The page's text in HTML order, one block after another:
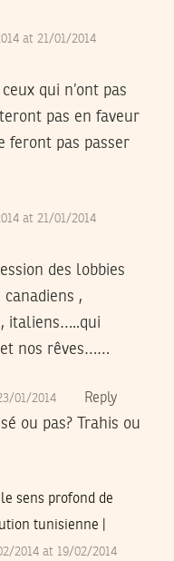
at 21/01/2014
qui n’ont pas
pas en faveur
feront pas passer
at 21/01/2014
des lobbies
,
italiens…..qui
nos rêves……
01/2014 Reply
ou pas? Trahis ou
sens profond de
tunisienne |
2014 at 19/02/2014